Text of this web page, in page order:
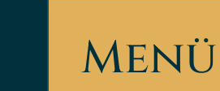
Menü